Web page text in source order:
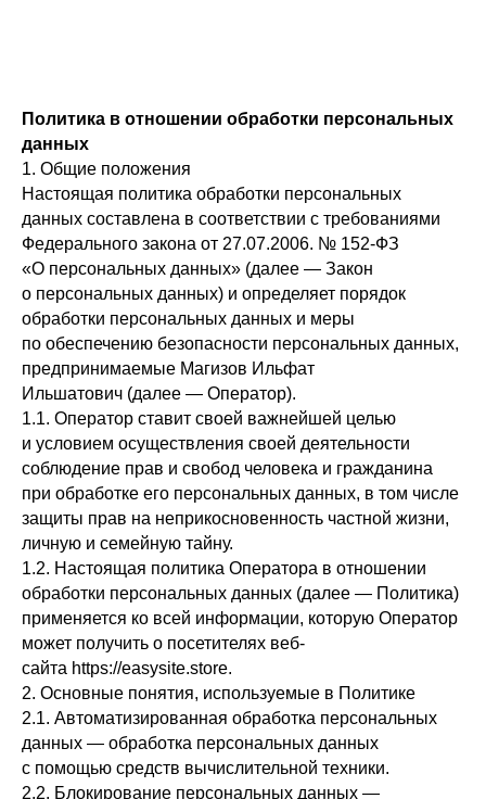
Политика в отношении обработки персональных
данных
1. Общие положения
Настоящая политика обработки персональных
данных составлена в соответствии с требованиями
Федерального закона от 27.07.2006. № 152-ФЗ
«О персональных данных» (далее — Закон
о персональных данных) и определяет порядок
обработки персональных данных и меры
по обеспечению безопасности персональных данных,
предпринимаемые Магизов Ильфат
Ильшатович (далее — Оператор).
1.1. Оператор ставит своей важнейшей целью
и условием осуществления своей деятельности
соблюдение прав и свобод человека и гражданина
при обработке его персональных данных, в том числе
защиты прав на неприкосновенность частной жизни,
личную и семейную тайну.
1.2. Настоящая политика Оператора в отношении
обработки персональных данных (далее — Политика)
применяется ко всей информации, которую Оператор
может получить о посетителях веб-
сайта https://easysite.store.
2. Основные понятия, используемые в Политике
2.1. Автоматизированная обработка персональных
данных — обработка персональных данных
с помощью средств вычислительной техники.
2.2. Блокирование персональных данных —